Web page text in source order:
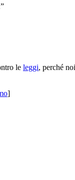
le leggi, perché
]